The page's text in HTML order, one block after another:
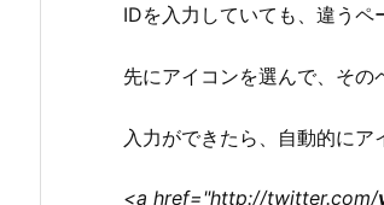
IDを入力していても、違うペ
先にアイコンを選んで、その
入力ができたら、自動的にア
<a href="http://twitter.com/